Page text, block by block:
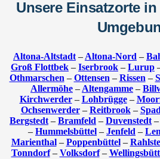
Unsere Einsatzorte
Altona-Altstadt – Altona-Nord –
Groß Flottbek – Iserbrook – Lurup
Othmarschen – Ottensen – Rissen –
Allermöhe – Altengamme –
Kirchwerder– Lohbrügge–
Ochsenwerder– Reitbrook–
Bergstedt – Bramfeld – Duvenstedt –
– Hummelsbüttel – Jenfeld –
Marienthal– Poppenbüttel–
Tonndorf– Volksdorf–